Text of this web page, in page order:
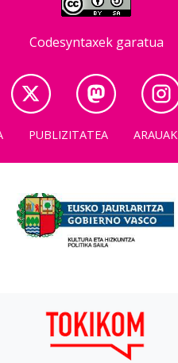
Codesyntaxek garatua
PUBLIZITATEA ARAUAK